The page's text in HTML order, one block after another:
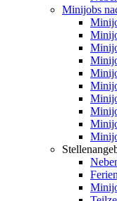
Minijobs